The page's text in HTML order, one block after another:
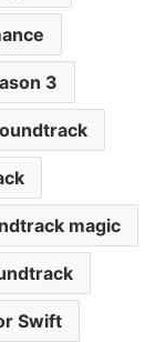
3
magic
Swift